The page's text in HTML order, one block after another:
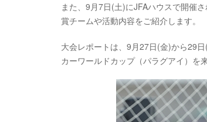
また、9月7日(土)にJFAハウスで開催
賞チームや活動内容をご紹介します。
大会レポートは、9月27日(金)から29
カーワールドカップ（パラグアイ）を